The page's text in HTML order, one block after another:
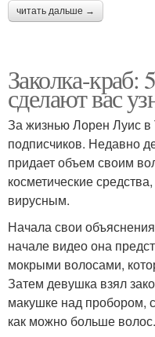
читать дальше →
Заколка-краб:
сделают вас
За жизнью Лорен Луис в
подписчиков. Недавно
придает объем своим
косметические
вирусным.
Начала свои
начале видео она
мокрыми волосами,
Затем девушка взял
макушке над пробором,
как можно больше волос.